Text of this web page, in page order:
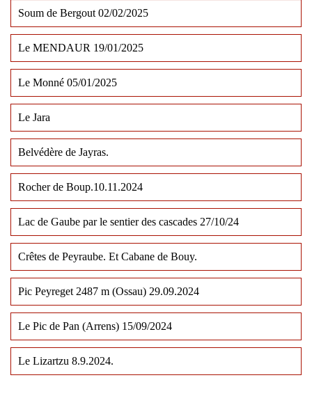
Soum de Bergout 02/02/2025
Le MENDAUR 19/01/2025
Le Monné 05/01/2025
Le Jara
Belvédère de Jayras.
Rocher de Boup.10.11.2024
Lac de Gaube par le sentier des cascades 27/10/24
Crêtes de Peyraube. Et Cabane de Bouy.
Pic Peyreget 2487 m (Ossau) 29.09.2024
Le Pic de Pan (Arrens) 15/09/2024
Le Lizartzu 8.9.2024.